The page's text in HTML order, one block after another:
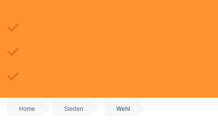
Home Steden Wehl